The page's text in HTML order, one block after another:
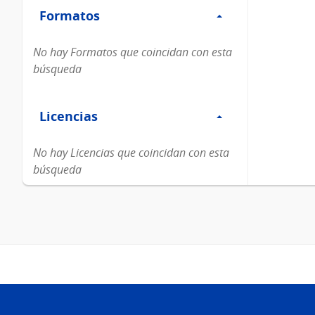
Formatos
Formatos
No hay Formatos que coincidan con esta
búsqueda
Licencias
Licencias
No hay Licencias que coincidan con esta
búsqueda